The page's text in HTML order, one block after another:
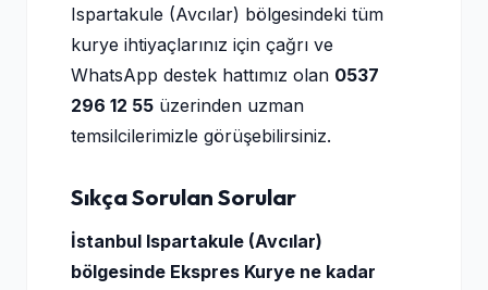
Ispartakule (Avcılar) bölgesindeki tüm
kurye ihtiyaçlarınız için çağrı ve
WhatsApp destek hattımız olan 0537
296 12 55 üzerinden uzman
temsilcilerimizle görüşebilirsiniz.
Sıkça Sorulan Sorular
İstanbul Ispartakule (Avcılar)
bölgesinde Ekspres Kurye ne kadar